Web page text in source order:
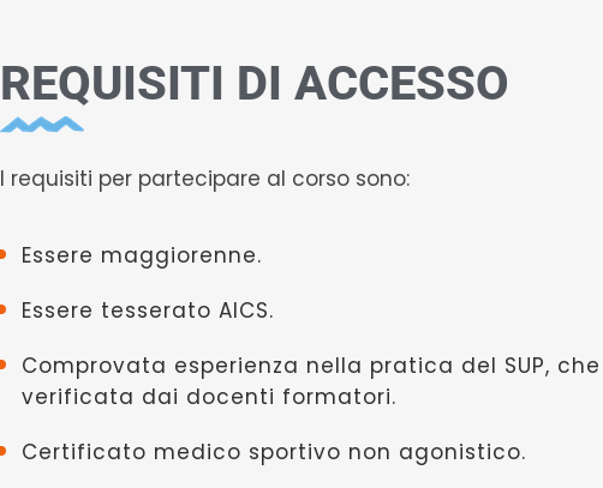
REQUISITI DI ACCESSO
I requisiti per partecipare al corso sono:
Essere maggiorenne.
Essere tesserato AICS.
Comprovata esperienza nella pratica del SUP,
verificata dai docenti formatori.
Certificato medico sportivo non agonistico.